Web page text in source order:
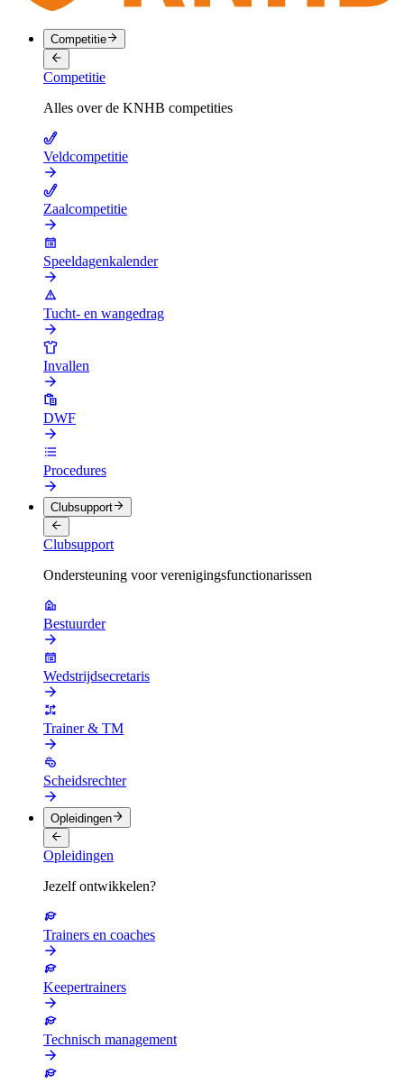
Competitie
Competitie
Alles over de KNHB competities
Veldcompetitie
Zaalcompetitie
Speeldagenkalender
Tucht- en wangedrag
Invallen
DWF
Procedures
Clubsupport
Clubsupport
Ondersteuning voor verenigingsfunctionarissen
Bestuurder
Wedstrijdsecretaris
Trainer & TM
Scheidsrechter
Opleidingen
Opleidingen
Jezelf ontwikkelen?
Trainers en coaches
Keepertrainers
Technisch management